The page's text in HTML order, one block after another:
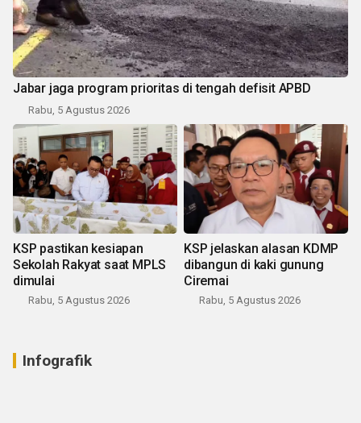
Jabar jaga program prioritas di tengah defisit APBD
Rabu, 5 Agustus 2026
KSP pastikan kesiapan
Sekolah Rakyat saat MPLS
dimulai
Rabu, 5 Agustus 2026
KSP jelaskan alasan KDMP
dibangun di kaki gunung
Ciremai
Rabu, 5 Agustus 2026
Infografik